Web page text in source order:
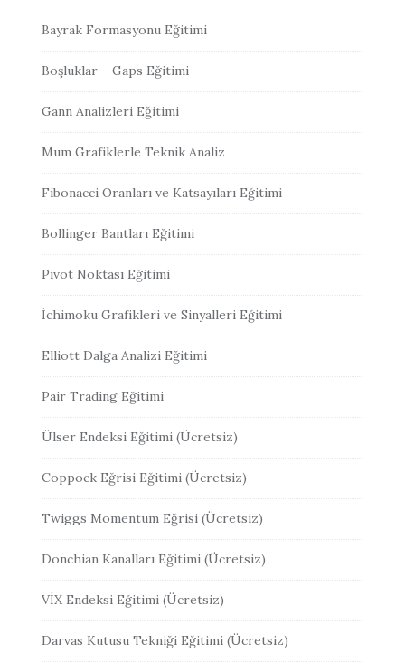
Bayrak Formasyonu Eğitimi
Boşluklar – Gaps Eğitimi
Gann Analizleri Eğitimi
Mum Grafiklerle Teknik Analiz
Fibonacci Oranları ve Katsayıları Eğitimi
Bollinger Bantları Eğitimi
Pivot Noktası Eğitimi
İchimoku Grafikleri ve Sinyalleri Eğitimi
Elliott Dalga Analizi Eğitimi
Pair Trading Eğitimi
Ülser Endeksi Eğitimi (Ücretsiz)
Coppock Eğrisi Eğitimi (Ücretsiz)
Twiggs Momentum Eğrisi (Ücretsiz)
Donchian Kanalları Eğitimi (Ücretsiz)
VİX Endeksi Eğitimi (Ücretsiz)
Darvas Kutusu Tekniği Eğitimi (Ücretsiz)